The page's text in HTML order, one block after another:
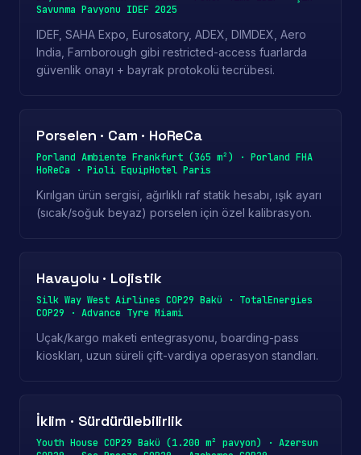
Savunma Pavyonu IDEF 2025
IDEF, SAHA Expo, Eurosatory, ADEX, DIMDEX, Aero
India, Farnborough gibi restricted-access fuarlarda
güvenlik onayı + bayrak protokolü tecrübesi.
Porselen · Cam · HoReCa
Porland Ambiente Frankfurt (365 m²) · Porland FHA
HoReCa · Pioli EquipHotel Paris
Kırılgan ürün sergisi, ağırlıklı raf statik hesabı, ışık ayarı
(sıcak/soğuk beyaz) porselen için özel kalibrasyon.
Havayolu · Lojistik
Silk Way West Airlines COP29 Bakü · TotalEnergies
COP29 · Advance Tyre Miami
Uçak/kargo maketi entegrasyonu, boarding-pass
kioskları, uzun süreli çift-vardiya operasyon standları.
İklim · Sürdürülebilirlik
Youth House COP29 Bakü (1.200 m² pavyon) · Azersun